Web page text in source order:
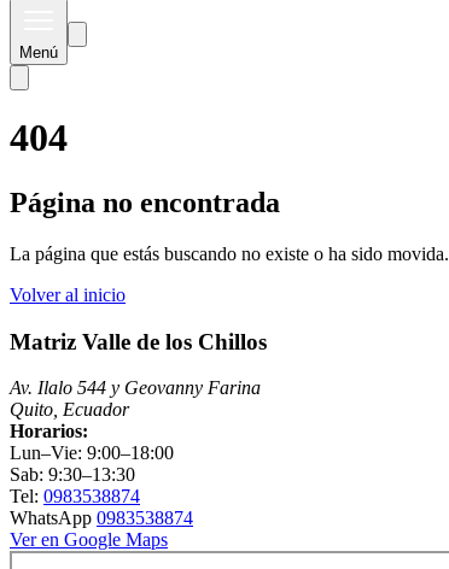
Menú
404
Página no encontrada
La página que estás buscando no existe o ha sido movida.
Volver al inicio
Matriz Valle de los Chillos
Av. Ilalo 544 y Geovanny Farina
Quito, Ecuador
Horarios:
Lun–Vie: 9:00–18:00
Sab: 9:30–13:30
Tel: 0983538874
WhatsApp 0983538874
Ver en Google Maps